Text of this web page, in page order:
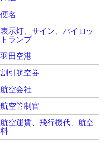
便名
表示灯、サイン、パイロッ
トランプ
羽田空港
割引航空券
航空会社
航空管制官
航空運賃、飛行機代、航空
料